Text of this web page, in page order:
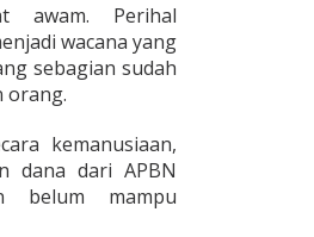
awam. Perihal
wacana yang
sebagian sudah
orang.
kemanusiaan,
dana dari APBN
belum mampu